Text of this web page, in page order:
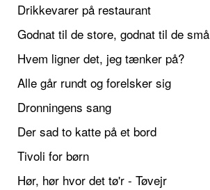
Drikkevarer på restaurant
Godnat til de store, godnat til de små
Hvem ligner det, jeg tænker på?
Alle går rundt og forelsker sig
Dronningens sang
Der sad to katte på et bord
Tivoli for børn
Hør, hør hvor det tø'r - Tøvejr